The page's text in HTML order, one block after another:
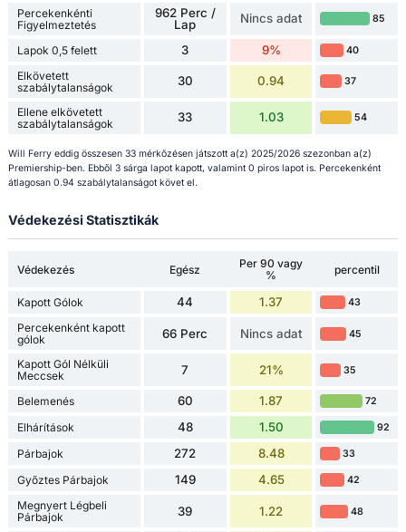
Percekenkénti
Figyelmeztetés
962 Perc /
Lap
Nincs adat 85
Lapok 0,5 felett 3 9% 40
Elkövetett
szabálytalanságok
30 0.94 37
Ellene elkövetett
szabálytalanságok
33 1.03 54
Will Ferry eddig összesen 33 mérkőzésen játszott a(z) 2025/2026 szezonban a(z)
Premiership-ben. Ebből 3 sárga lapot kapott, valamint 0 piros lapot is. Percekenként
átlagosan 0.94 szabálytalanságot követ el.
Védekezési Statisztikák
Védekezés Egész
Per 90 vagy
%
percentil
Kapott Gólok 44 1.37 43
Percekenként kapott
gólok
66 Perc Nincs adat 45
Kapott Gól Nélküli
Meccsek
7 21% 35
Belemenés 60 1.87 72
Elhárítások 48 1.50 92
Párbajok 272 8.48 33
Győztes Párbajok 149 4.65 42
Megnyert Légbeli
Párbajok
39 1.22 48